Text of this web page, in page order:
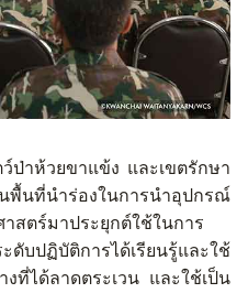
ป่าห้วยขาแข้ง และเขตรักษา
พื้นที่นำร่องในการนำอุปกรณ์
สตร์มาประยุกต์ใช้ในการ
ดับปฏิบัติการได้เรียนรู้และใช้
ที่ได้ลาดตระเวน และใช้เป็น